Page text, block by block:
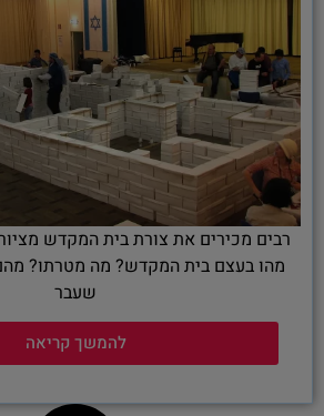
רבים מכירים את צורת בית המקדש
מהו בעצם בית המקדש? מה מטרתו?
שעבר
להמשך קריאה